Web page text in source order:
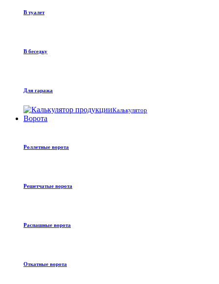
В туалет
В беседку
Для гаража
Калькулятор
Ворота
Роллетные ворота
Решетчатые ворота
Распашные ворота
Откатные ворота